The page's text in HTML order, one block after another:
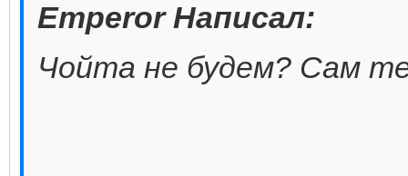
Emperor Написал:
Чойта не будем? Сам